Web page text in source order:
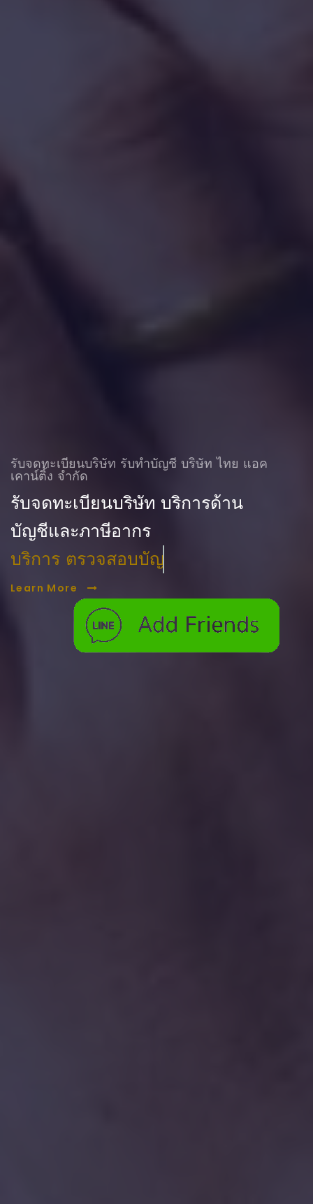
รับจดทะเบียนบริษัท รับทําบัญชี บริษัท ไทย แอค
เคาน์ติ้ง จำกัด
รับจดทะเบียนบริษัท บริการด้าน
บัญชีและภาษีอากร
บริการ ตรวจสอบบัญชี
Learn More